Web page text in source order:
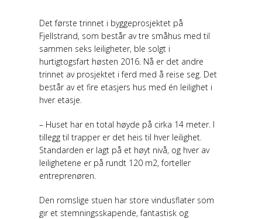
Det første trinnet i byggeprosjektet på
Fjellstrand, som består av tre småhus med til
sammen seks leiligheter, ble solgt i
hurtigtogsfart høsten 2016. Nå er det andre
trinnet av prosjektet i ferd med å reise seg. Det
består av et fire etasjers hus med én leilighet i
hver etasje.
– Huset har en total høyde på cirka 14 meter. I
tillegg til trapper er det heis til hver leilighet.
Standarden er lagt på et høyt nivå, og hver av
leilighetene er på rundt 120 m2, forteller
entreprenøren.
Den romslige stuen har store vindusflater som
gir et stemningsskapende, fantastisk og